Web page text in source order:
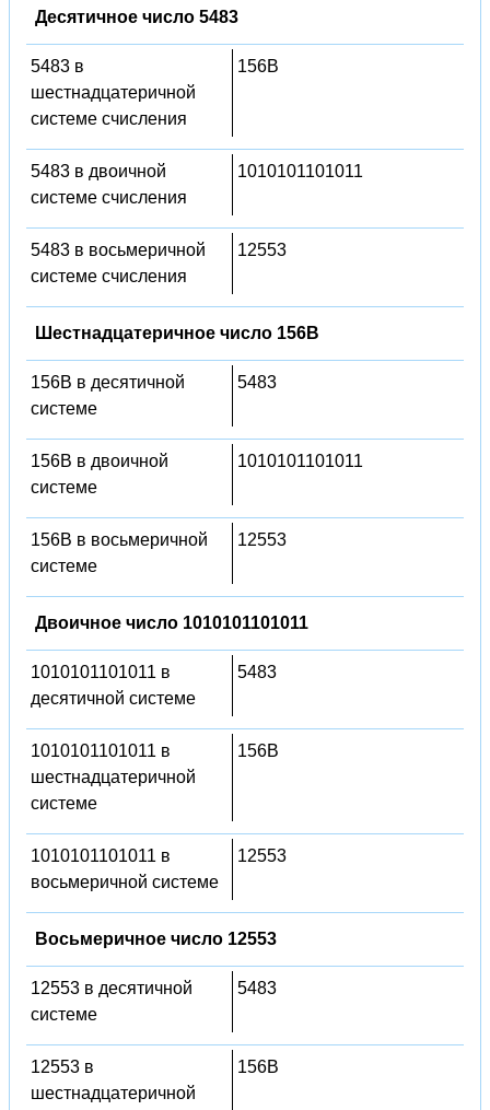
Десятичное число 5483
5483 в
шестнадцатеричной
системе счисления
156B
5483 в двоичной
системе счисления
1010101101011
5483 в восьмеричной
системе счисления
12553
Шестнадцатеричное число 156B
156B в десятичной
системе
5483
156B в двоичной
системе
1010101101011
156B в восьмеричной
системе
12553
Двоичное число 1010101101011
1010101101011 в
десятичной системе
5483
1010101101011 в
шестнадцатеричной
системе
156B
1010101101011 в
восьмеричной системе
12553
Восьмеричное число 12553
12553 в десятичной
системе
5483
12553 в
шестнадцатеричной
156B